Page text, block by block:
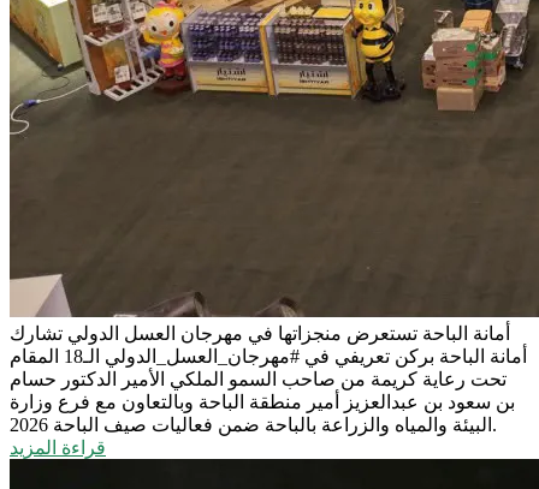
أمانة الباحة تستعرض منجزاتها في مهرجان العسل الدولي تشارك
أمانة الباحة بركن تعريفي في #مهرجان_العسل_الدولي الـ18 المقام
تحت رعاية كريمة من صاحب السمو الملكي الأمير الدكتور حسام
بن سعود بن عبدالعزيز أمير منطقة الباحة وبالتعاون مع فرع وزارة
البيئة والمياه والزراعة بالباحة ضمن فعاليات صيف الباحة 2026.
قراءة المزيد